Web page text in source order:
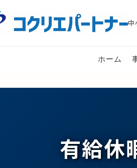
中
ホーム
有給休